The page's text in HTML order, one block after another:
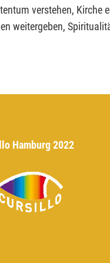
verstehen,
weitergeben,
Hamburg 2022